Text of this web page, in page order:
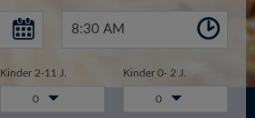
8:30 AM
Kinder 2-11 J. Kinder 0- 2 J.
0 0